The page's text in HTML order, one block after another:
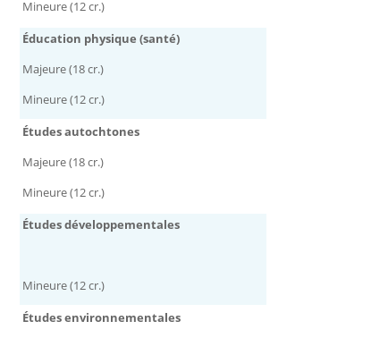
Mineure (12 cr.)
Éducation physique (santé)
Majeure (18 cr.)
Mineure (12 cr.)
Études autochtones
Majeure (18 cr.)
Mineure (12 cr.)
Études développementales
Mineure (12 cr.)
Études environnementales